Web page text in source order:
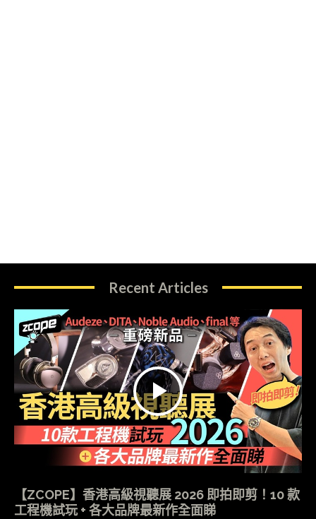
Recent Articles
【ZCOPE】香港高級視聽展 2026 即拍即剪！10 款
工程機試玩 + 各大品牌最新作全面睇